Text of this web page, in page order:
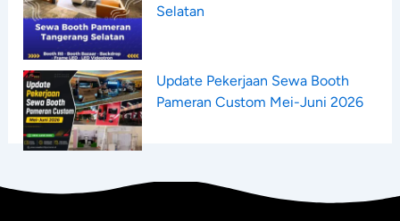
Selatan
Update Pekerjaan Sewa Booth
Pameran Custom Mei-Juni 2026